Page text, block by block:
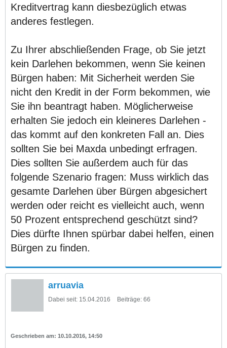
Kreditvertrag kann diesbezüglich etwas
anderes festlegen.
Zu Ihrer abschließenden Frage, ob Sie jetzt
kein Darlehen bekommen, wenn Sie keinen
Bürgen haben: Mit Sicherheit werden Sie
nicht den Kredit in der Form bekommen, wie
Sie ihn beantragt haben. Möglicherweise
erhalten Sie jedoch ein kleineres Darlehen -
das kommt auf den konkreten Fall an. Dies
sollten Sie bei Maxda unbedingt erfragen.
Dies sollten Sie außerdem auch für das
folgende Szenario fragen: Muss wirklich das
gesamte Darlehen über Bürgen abgesichert
werden oder reicht es vielleicht auch, wenn
50 Prozent entsprechend geschützt sind?
Dies dürfte Ihnen spürbar dabei helfen, einen
Bürgen zu finden.
arruavia
Dabei seit: 15.04.2016 Beiträge: 66
10.10.2016, 14:50